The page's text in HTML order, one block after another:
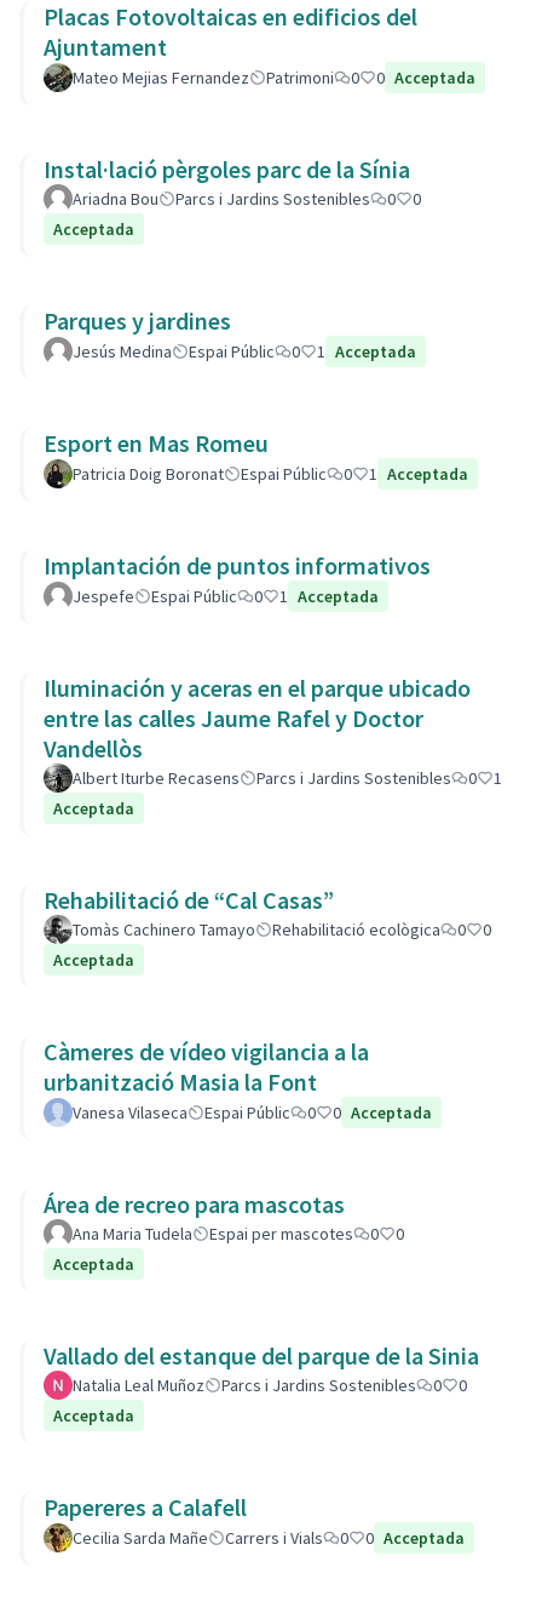
Placas Fotovoltaicas en edificios del
Ajuntament
Mateo Mejias Fernandez Patrimoni 0 0 Acceptada
Instal·lació pèrgoles parc de la Sínia
Ariadna Bou Parcs i Jardins Sostenibles 0
0
Acceptada
Parques y jardines
Jesús Medina Espai Públic 0 1 Acceptada
Esport en Mas Romeu
Patricia Doig Boronat Espai Públic 0 1 Acceptada
Implantación de puntos informativos
Jespefe Espai Públic 0 1 Acceptada
Iluminación y aceras en el parque ubicado
entre las calles Jaume Rafel y Doctor
Vandellòs
Albert Iturbe Recasens Parcs i Jardins Sostenibles 0
1
Acceptada
Rehabilitació de “Cal Casas”
Tomàs Cachinero Tamayo Rehabilitació ecològica 0
0
Acceptada
Càmeres de vídeo vigilancia a la
urbanització Masia la Font
Vanesa Vilaseca Espai Públic 0 0 Acceptada
Área de recreo para mascotas
Ana Maria Tudela Espai per mascotes 0
0
Acceptada
Vallado del estanque del parque de la Sinia
Natalia Leal Muñoz Parcs i Jardins Sostenibles 0
0
Acceptada
Papereres a Calafell
Cecilia Sarda Mañe Carrers i Vials 0 0 Acceptada